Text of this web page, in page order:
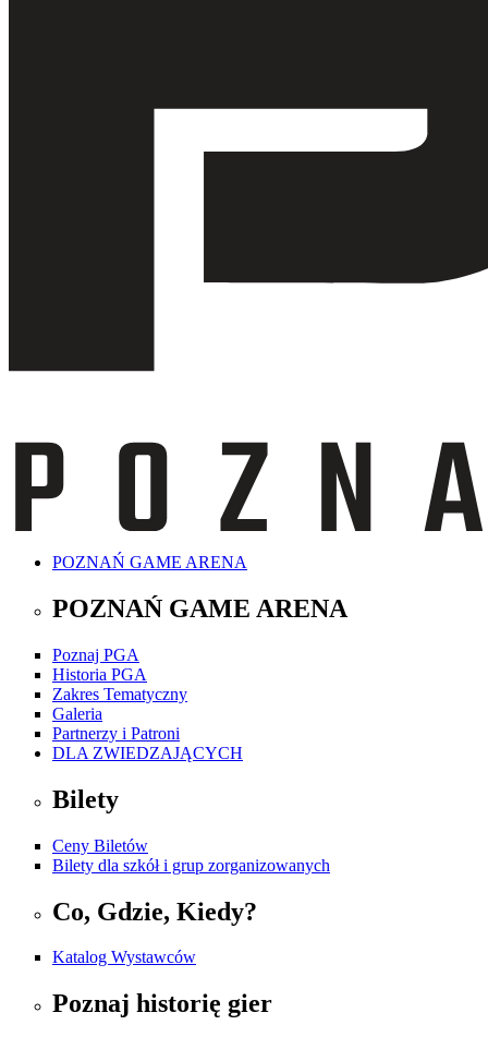
POZNAŃ GAME ARENA
POZNAŃ GAME ARENA
Poznaj PGA
Historia PGA
Zakres Tematyczny
Galeria
Partnerzy i Patroni
DLA ZWIEDZAJĄCYCH
Bilety
Ceny Biletów
Bilety dla szkół i grup zorganizowanych
Co, Gdzie, Kiedy?
Katalog Wystawców
Poznaj historię gier